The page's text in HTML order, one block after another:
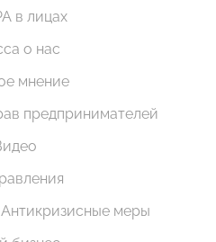
в лицах
о нас
мнение
предпринимателей
меры